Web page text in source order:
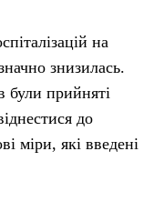
на
знизилась.
були прийняті
до
міри, які введені